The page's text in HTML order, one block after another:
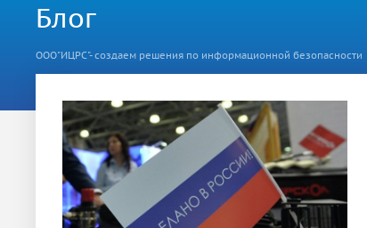
Блог
ООО"ИЦРС"- создаем решения по информационной безопасности